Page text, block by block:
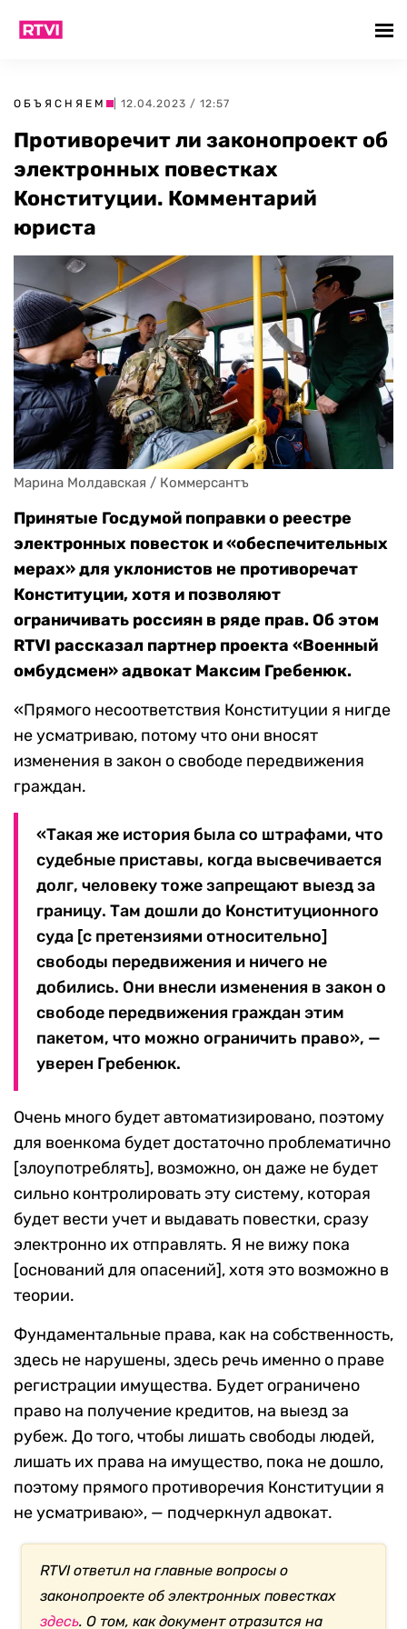
ОБЪЯСНЯЕМ | 12.04.2023 / 12:57
Противоречит ли законопроект об
электронных повестках
Конституции. Комментарий
юриста
Марина Молдавская / Коммерсантъ
Принятые Госдумой поправки о реестре
электронных повесток и «обеспечительных
мерах» для уклонистов не противоречат
Конституции, хотя и позволяют
ограничивать россиян в ряде прав. Об этом
RTVI рассказал партнер проекта «Военный
омбудсмен» адвокат Максим Гребенюк.
«Прямого несоответствия Конституции я нигде
не усматриваю, потому что они вносят
изменения в закон о свободе передвижения
граждан.
«Такая же история была со штрафами, что
судебные приставы, когда высвечивается
долг, человеку тоже запрещают выезд за
границу. Там дошли до Конституционного
суда [с претензиями относительно]
свободы передвижения и ничего не
добились. Они внесли изменения в закон о
свободе передвижения граждан этим
пакетом, что можно ограничить право», —
уверен Гребенюк.
Очень много будет автоматизировано, поэтому
для военкома будет достаточно проблематично
[злоупотреблять], возможно, он даже не будет
сильно контролировать эту систему, которая
будет вести учет и выдавать повестки, сразу
электронно их отправлять. Я не вижу пока
[оснований для опасений], хотя это возможно в
теории.
Фундаментальные права, как на собственность,
здесь не нарушены, здесь речь именно о праве
регистрации имущества. Будет ограничено
право на получение кредитов, на выезд за
рубеж. До того, чтобы лишать свободы людей,
лишать их права на имущество, пока не дошло,
поэтому прямого противоречия Конституции я
не усматриваю», — подчеркнул адвокат.
RTVI ответил на главные вопросы о
законопроекте об электронных повестках
здесь. О том, как документ отразится на